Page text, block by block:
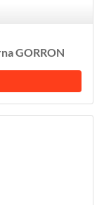
GORRON